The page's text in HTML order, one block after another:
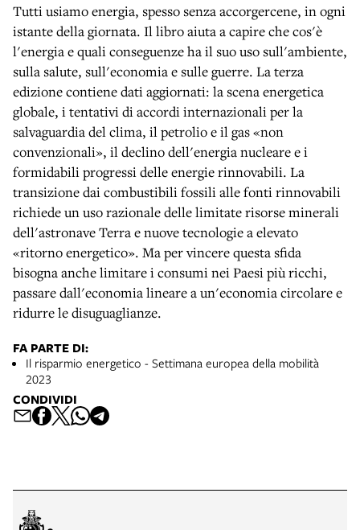
Tutti usiamo energia, spesso senza accorgercene, in ogni
istante della giornata. Il libro aiuta a capire che cos'è
l'energia e quali conseguenze ha il suo uso sull'ambiente,
sulla salute, sull'economia e sulle guerre. La terza
edizione contiene dati aggiornati: la scena energetica
globale, i tentativi di accordi internazionali per la
salvaguardia del clima, il petrolio e il gas «non
convenzionali», il declino dell'energia nucleare e i
formidabili progressi delle energie rinnovabili. La
transizione dai combustibili fossili alle fonti rinnovabili
richiede un uso razionale delle limitate risorse minerali
dell'astronave Terra e nuove tecnologie a elevato
«ritorno energetico». Ma per vincere questa sfida
bisogna anche limitare i consumi nei Paesi più ricchi,
passare dall'economia lineare a un'economia circolare e
ridurre le disuguaglianze.
FA PARTE DI:
Il risparmio energetico - Settimana europea della mobilità
2023
CONDIVIDI